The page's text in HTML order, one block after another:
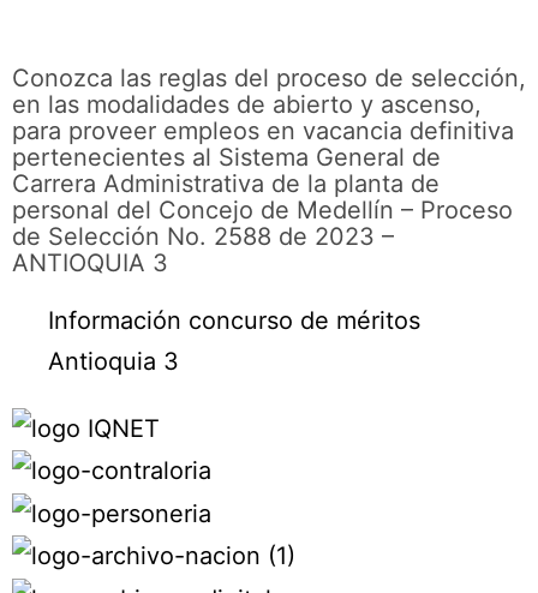
Conozca las reglas del proceso de selección,
en las modalidades de abierto y ascenso,
para proveer empleos en vacancia definitiva
pertenecientes al Sistema General de
Carrera Administrativa de la planta de
personal del Concejo de Medellín – Proceso
de Selección No. 2588 de 2023 –
ANTIOQUIA 3
Información concurso de méritos
Antioquia 3